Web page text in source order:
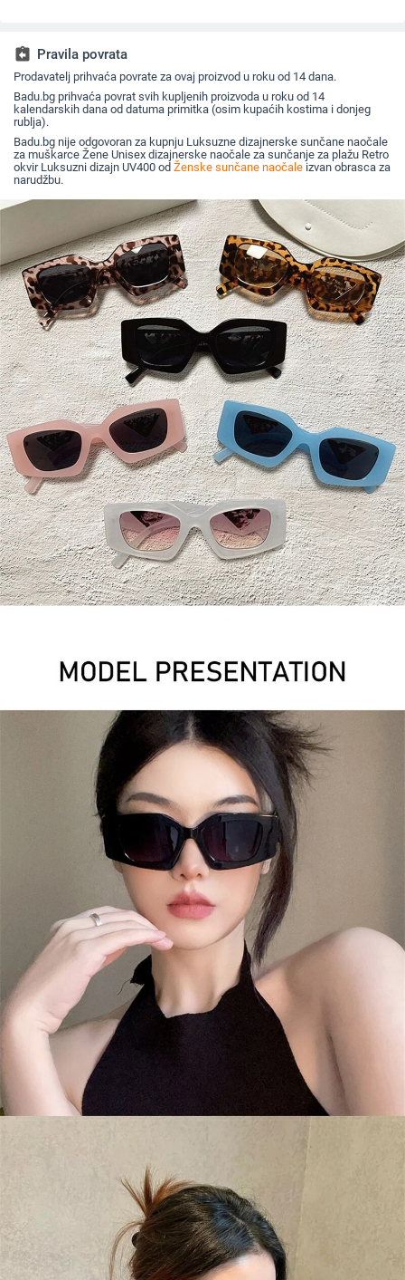
jedinstvene sunčane
naočale
krojem
assignment_return Pravila povrata
Prodavatelj prihvaća povrate za ovaj proizvod u roku od 14 dana.
Badu.bg prihvaća povrat svih kupljenih proizvoda u roku od 14
kalendarskih dana od datuma primitka (osim kupaćih kostima i donjeg
rublja).
Badu.bg nije odgovoran za kupnju Luksuzne dizajnerske sunčane naočale
za muškarce Žene Unisex dizajnerske naočale za sunčanje za plažu Retro
okvir Luksuzni dizajn UV400 od Ženske sunčane naočale izvan obrasca za
narudžbu.